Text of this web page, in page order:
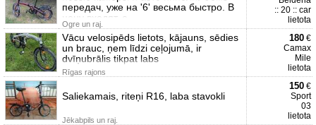
передач, уже на '6' весьма быстро. В
цену входят, е
Ogre un raj.
:: 20 :: car
lietota
Vācu velosipēds lietots, kājauns, sēdies
un brauc, ņem līdzi ceļojumā, ir
dvīņubrālis tikpat labs
Rīgas rajons
180 €
Camax
Mile
lietota
Saliekamais, riteņi R16, laba stavokli
Jēkabpils un raj.
150 €
Sport
03
lietota